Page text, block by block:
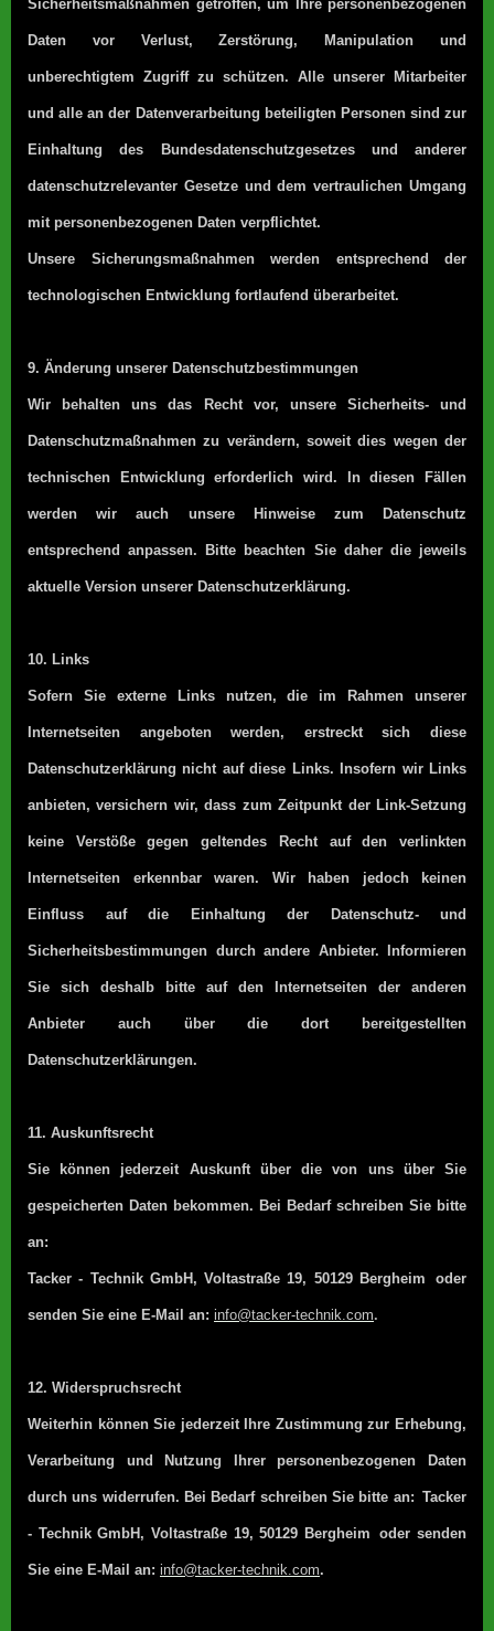
Sicherheitsmaßnahmen getroffen, um Ihre personenbezogenen
Daten vor Verlust, Zerstörung, Manipulation und
unberechtigtem Zugriff zu schützen. Alle unserer Mitarbeiter
und alle an der Datenverarbeitung beteiligten Personen sind zur
Einhaltung des Bundesdatenschutzgesetzes und anderer
datenschutzrelevanter Gesetze und dem vertraulichen Umgang
mit personenbezogenen Daten verpflichtet.
Unsere Sicherungsmaßnahmen werden entsprechend der
technologischen Entwicklung fortlaufend überarbeitet.
9. Änderung unserer Datenschutzbestimmungen
Wir behalten uns das Recht vor, unsere Sicherheits- und
Datenschutzmaßnahmen zu verändern, soweit dies wegen der
technischen Entwicklung erforderlich wird. In diesen Fällen
werden wir auch unsere Hinweise zum Datenschutz
entsprechend anpassen. Bitte beachten Sie daher die jeweils
aktuelle Version unserer Datenschutzerklärung.
10. Links
Sofern Sie externe Links nutzen, die im Rahmen unserer
Internetseiten angeboten werden, erstreckt sich diese
Datenschutzerklärung nicht auf diese Links. Insofern wir Links
anbieten, versichern wir, dass zum Zeitpunkt der Link-Setzung
keine Verstöße gegen geltendes Recht auf den verlinkten
Internetseiten erkennbar waren. Wir haben jedoch keinen
Einfluss auf die Einhaltung der Datenschutz- und
Sicherheitsbestimmungen durch andere Anbieter. Informieren
Sie sich deshalb bitte auf den Internetseiten der anderen
Anbieter auch über die dort bereitgestellten
Datenschutzerklärungen.
11. Auskunftsrecht
Sie können jederzeit Auskunft über die von uns über Sie
gespeicherten Daten bekommen. Bei Bedarf schreiben Sie bitte
an:
Tacker - Technik GmbH, Voltastraße 19, 50129 Bergheim oder
senden Sie eine E-Mail an: info@tacker-technik.com.
12. Widerspruchsrecht
Weiterhin können Sie jederzeit Ihre Zustimmung zur Erhebung,
Verarbeitung und Nutzung Ihrer personenbezogenen Daten
durch uns widerrufen. Bei Bedarf schreiben Sie bitte an: Tacker
- Technik GmbH, Voltastraße 19, 50129 Bergheim oder senden
Sie eine E-Mail an: info@tacker-technik.com.